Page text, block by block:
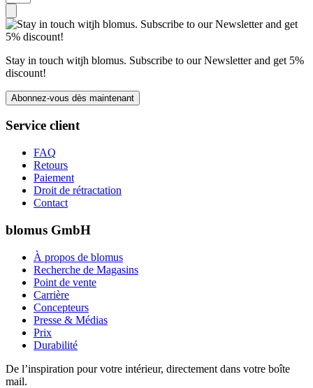
Stay in touch witjh blomus. Subscribe to our Newsletter and get 5%
discount!
Abonnez-vous dès maintenant
Service client
FAQ
Retours
Paiement
Droit de rétractation
Contact
blomus GmbH
À propos de blomus
Recherche de Magasins
Point de vente
Carrière
Concepteurs
Presse & Médias
Prix
Durabilité
De l’inspiration pour votre intérieur, directement dans votre boîte
mail.